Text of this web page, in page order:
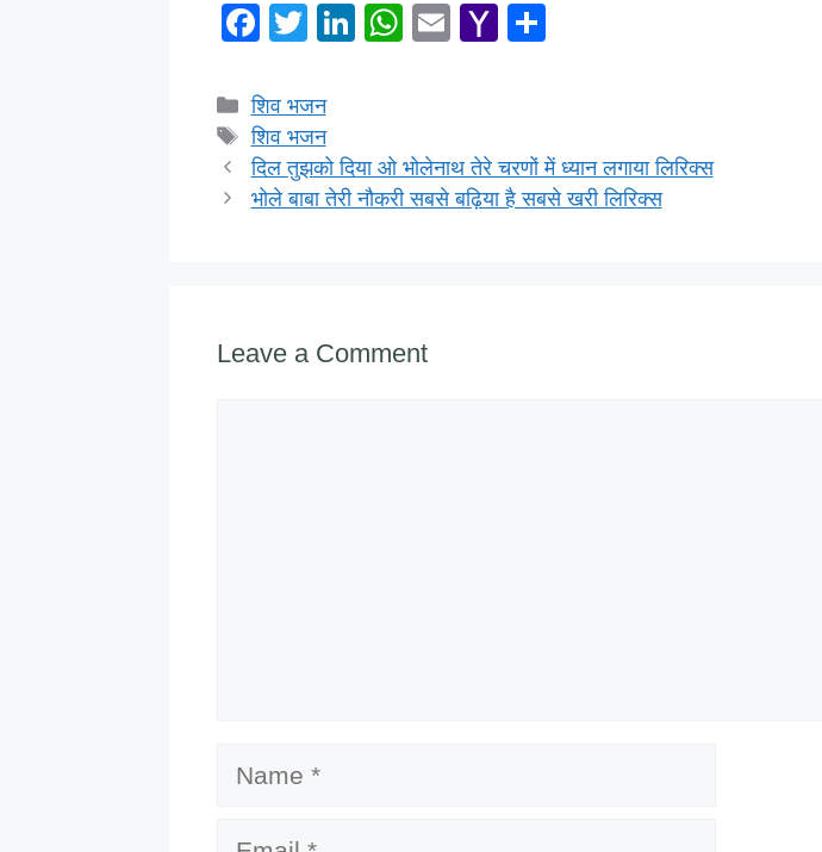
F
c
e
b
o
T
tt
er
Li
dI
n
W
A
p
E
Y
o
M
Categories
शिव भजन
Tags
शिव भजन
दिल तुझको दिया ओ भोलेनाथ तेरे चरणों में ध्यान लगाया लिरिक्स
भोले बाबा तेरी नौकरी सबसे बढ़िया है सबसे खरी लिरिक्स
Leave a Comment
Name
Email